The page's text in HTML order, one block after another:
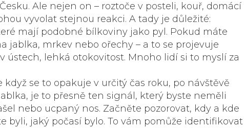
. Ale nejen on – roztoče v posteli, kouř, domácí
vyvolat stejnou reakci. A tady je důležité:
mají podobné bílkoviny jako pyl . Pokud máte
jablka, mrkev nebo ořechy – a to se projevuje
ústech, lehká otokovitost. Mnoho lidí si to myslí za
se to opakuje v určitý čas roku, po návštěvě
je to přesně ten signál, který byste neměli
nebo ucpaný nos. Začněte pozorovat, kdy a kde
byli, jaký počasí bylo. To vám pomůže identifikovat